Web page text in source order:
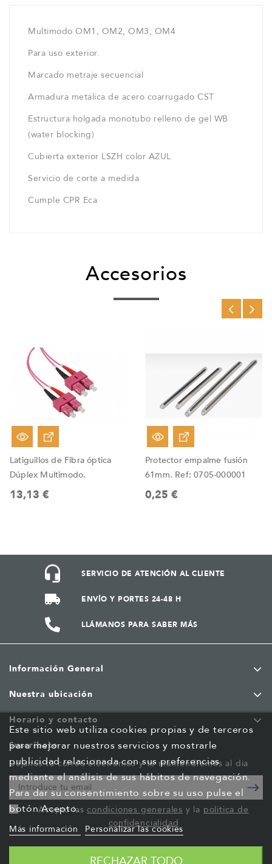
Multimodo OM1, OM2, OM3, OM4
Para uso exterior.
Marcado metraje secuencial
Armadura metálica de acero coarrugado CST
Estructura holgada monotubo relleno de gel WB
(water blocking)
Cubierta exterior LSZH color AZUL
Servicio de corte a medida
Cumple CPR Eca
Accesorios
Latiguillos de Fibra óptica
Dúplex Multimodo.
13,13 €
Protector empalme fusión
61mm. Ref: 0705-000001
0,25 €
SERVICIO DE ATENCIÓN AL CLIENTE
ENVÍO Y PORTES 24-48 H
LLÁMANOS PARA SABER MÁS
Información General
Nuestra ubicación
Horario y contacto
Suscríbete
Déjanos tu correo electrónico y te mantendremos al dia
Acepto lascondiciones generales y la política de
confidencialidad
Este sitio web utiliza cookies propias y de terceros
para mejorar nuestros servicios y mostrarle
publicidad relacionada con sus preferencias
mediante el análisis de sus hábitos de navegación.
Para dar su consentimiento sobre su uso pulse el
botón Acepto.
Más información Personalizar las cookies